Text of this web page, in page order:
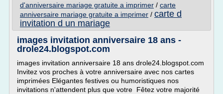
d'anniversaire mariage gratuite a imprimer / carte
anniversaire mariage gratuite a imprimer / carte d
invitation d un mariage
images invitation anniversaire 18 ans -
drole24.blogspot.com
images invitation anniversaire 18 ans drole24.blogspot.com
Invitez vos proches à votre anniversaire avec nos cartes
imprimées Elégantes festives ou humoristiques nos
invitations n'attendent plus que votre Fêtez votre majorité